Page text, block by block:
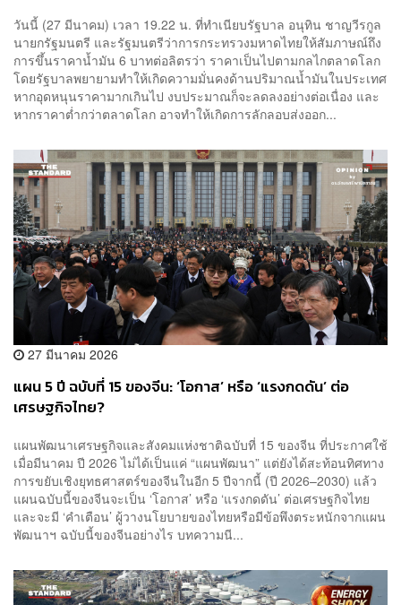
วันนี้ (27 มีนาคม) เวลา 19.22 น. ที่ทำเนียบรัฐบาล อนุทิน ชาญวีรกูล
นายกรัฐมนตรี และรัฐมนตรีว่าการกระทรวงมหาดไทยให้สัมภาษณ์ถึง
การขึ้นราคาน้ำมัน 6 บาทต่อลิตรว่า ราคาเป็นไปตามกลไกตลาดโลก
โดยรัฐบาลพยายามทำให้เกิดความมั่นคงด้านปริมาณน้ำมันในประเทศ
หากอุดหนุนราคามากเกินไป งบประมาณก็จะลดลงอย่างต่อเนื่อง และ
หากราคาต่ำกว่าตลาดโลก อาจทำให้เกิดการลักลอบส่งออก...
27 มีนาคม 2026
แผน 5 ปี ฉบับที่ 15 ของจีน: ‘โอกาส’ หรือ ‘แรงกดดัน’ ต่อ
เศรษฐกิจไทย?
แผนพัฒนาเศรษฐกิจและสังคมแห่งชาติฉบับที่ 15 ของจีน ที่ประกาศใช้
เมื่อมีนาคม ปี 2026 ไม่ได้เป็นแค่ “แผนพัฒนา” แต่ยังได้สะท้อนทิศทาง
การขยับเชิงยุทธศาสตร์ของจีนในอีก 5 ปีจากนี้ (ปี 2026–2030) แล้ว
แผนฉบับนี้ของจีนจะเป็น ‘โอกาส’ หรือ ‘แรงกดดัน’ ต่อเศรษฐกิจไทย
และจะมี ‘คำเตือน’ ผู้วางนโยบายของไทยหรือมีข้อพึงตระหนักจากแผน
พัฒนาฯ ฉบับนี้ของจีนอย่างไร บทความนี...